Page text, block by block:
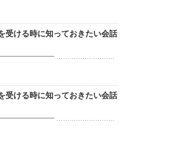
受ける時に知っておきたい会話
………………………
受ける時に知っておきたい会話
………………………